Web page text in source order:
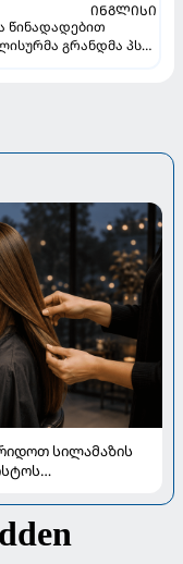
ᲘᲜᲒᲚᲘᲡᲘ
წინადადებით
გრანდმა პსჟ-
სილამაზის